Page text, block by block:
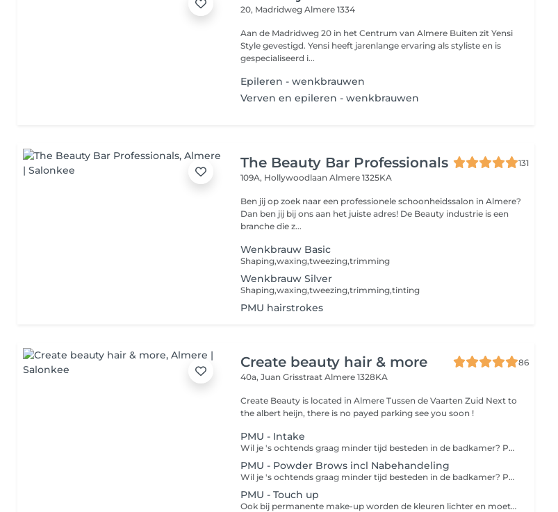
20, MadridwegAlmere 1334
Aan de Madridweg 20 in het Centrum van Almere Buiten zit Yensi
Style gevestigd. Yensi heeft jarenlange ervaring als styliste en is
gespecialiseerd i...
Epileren - wenkbrauwen
Verven en epileren - wenkbrauwen
The Beauty Bar Professionals
131
109A, HollywoodlaanAlmere 1325KA
Ben jij op zoek naar een professionele schoonheidssalon in Almere?
Dan ben jij bij ons aan het juiste adres! De Beauty industrie is een
branche die z...
Wenkbrauw Basic
Shaping,waxing,tweezing,trimming
Wenkbrauw Silver
Shaping,waxing,tweezing,trimming,tinting
PMU hairstrokes
Create beauty hair & more
86
40a, Juan GrisstraatAlmere 1328KA
Create Beauty is located in Almere Tussen de Vaarten Zuid Next to
the albert heijn, there is no payed parking see you soon !
PMU - Intake
Wil je 's ochtends graag minder tijd besteden in de badkamer? Permanente make-up helpt hierbij! Zo hoef je bij permanente make-up geen make-up meer aan te brengen maar wordt deze definitief aangebracht door de specialist. Zo heb je tot wel 2 jaar een natuurlijke look zonder vroeg uit je bed te moeten 's ochtends! Tijdens de intake worden jouw wensen besproken en wordt er een plan van aanpak gemaakt.
PMU - Powder Brows incl Nabehandeling
Wil je 's ochtends graag minder tijd besteden in de badkamer? Permanente make-up helpt hierbij! Zo hoef je bij permanente make-up geen make-up meer aan te brengen maar wordt deze definitief aangebracht door de specialist. Zo heb je tot wel 2 jaar een natuurlijke look zonder vroeg uit je bed te moeten 's ochtends! De Powder Brows techniek pigmenteert op subtiele wijze de wenkbrauwvorm. Je wenkbrauwen lijken een stuk voller, alsof ze door een wenkbrauwpoeder zijn ingekleurd. In tegenstelling tot microblading is het geschikt voor ieder huidtype en krijg je een meer gedefinieerd resultaat.
PMU - Touch up
Ook bij permanente make-up worden de kleuren lichter en moeten ongeveer ieder 1,5 tot 2 jaar worden bijgewerkt. Om te voorkomen dat je zelf weer de make-up erbij pakt kun je eens in de zoveel tijd een opfrisbeurt doen. Zo voel jij jezelf weer helemaal top!